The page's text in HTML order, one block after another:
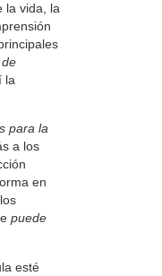
la vida, la
la
para la
a los
en
puede
esté